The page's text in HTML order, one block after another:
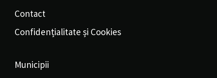
Contact
Confidențialitate și Cookies
Municipii